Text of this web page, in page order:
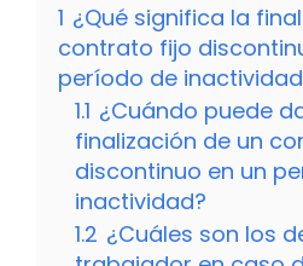
1 ¿Qué significa la
contrato fijo
período de
1.1 ¿Cuándo puede
finalización de un
discontinuo en un
inactividad?
1.2 ¿Cuáles son los